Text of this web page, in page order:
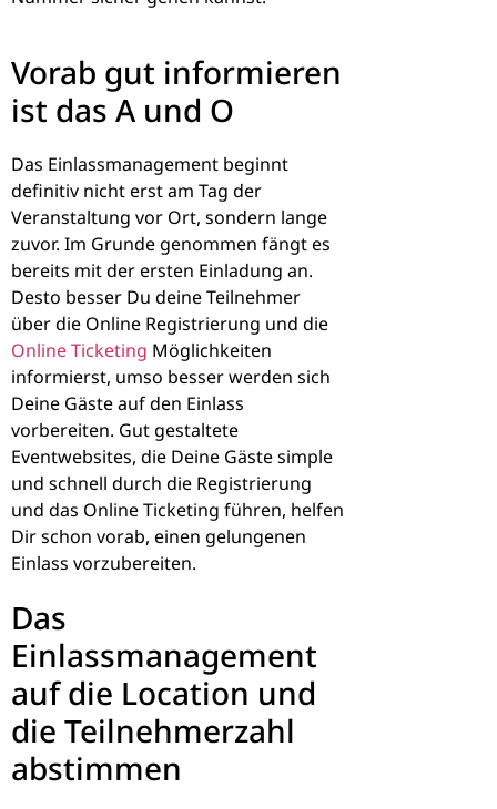
Vorab gut informieren
ist das A und O
Das Einlassmanagement beginnt
definitiv nicht erst am Tag der
Veranstaltung vor Ort, sondern lange
zuvor. Im Grunde genommen fängt es
bereits mit der ersten Einladung an.
Desto besser Du deine Teilnehmer
über die Online Registrierung und die
Online Ticketing Möglichkeiten
informierst, umso besser werden sich
Deine Gäste auf den Einlass
vorbereiten. Gut gestaltete
Eventwebsites, die Deine Gäste simple
und schnell durch die Registrierung
und das Online Ticketing führen, helfen
Dir schon vorab, einen gelungenen
Einlass vorzubereiten.
Das
Einlassmanagement
auf die Location und
die Teilnehmerzahl
abstimmen